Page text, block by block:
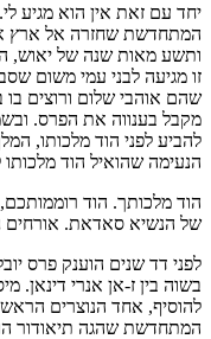
יחד עם זאת אין הוא מגיע
המתחדשת שחזרה אל ארץ
ותשע מאות שנה של יאוש,
זו מגיעה לבני עמי משום
שהם אוהבי שלום ורוצים
מקבל בענווה את הפרס.
להביע לפני הוד מלכותו,
הנעימה שהואיל הוד מלכותו
הוד מלכותך. הוד
של הנשיא סאדאת. אורחים
לפני דד שנים הוענק פרס
בשוה בין ז-אן אנרי דינאן.
להוסיף, אחד הנוצרים
המתחדשת שהגה תיאודור